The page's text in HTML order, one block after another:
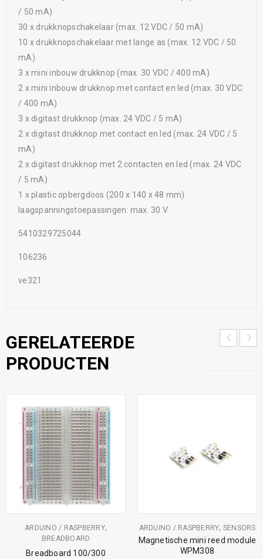
/ 50 mA)
30 x drukknopschakelaar (max. 12 VDC / 50 mA)
10 x drukknopschakelaar met lange as (max. 12 VDC / 50
mA)
3 x mini inbouw drukknop (max. 30 VDC / 400 mA)
2 x mini inbouw drukknop met contact en led (max. 30 VDC
/ 400 mA)
3 x digitast drukknop (max. 24 VDC / 5 mA)
2 x digitast drukknop met contact en led (max. 24 VDC / 5
mA)
2 x digitast drukknop met 2 contacten en led (max. 24 VDC
/ 5 mA)
1 x plastic opbergdoos (200 x 140 x 48 mm)
laagspanningstoepassingen: max. 30 V
5410329725044
106236
ve321
GERELATEERDE
PRODUCTEN
ARDUINO / RASPBERRY,
BREADBOARD
Breadboard 100/300
ARDUINO / RASPBERRY, SENSORS
Magnetische mini reed module
WPM308